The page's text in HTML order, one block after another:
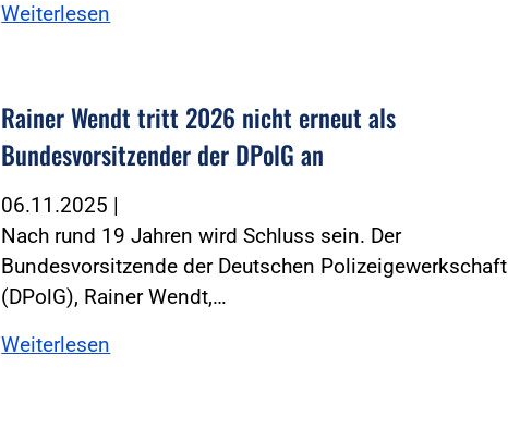
Weiterlesen
Rainer Wendt tritt 2026 nicht erneut als
Bundesvorsitzender der DPolG an
06.11.2025 |
Nach rund 19 Jahren wird Schluss sein. Der
Bundesvorsitzende der Deutschen Polizeigewerkschaft
(DPolG), Rainer Wendt,…
Weiterlesen